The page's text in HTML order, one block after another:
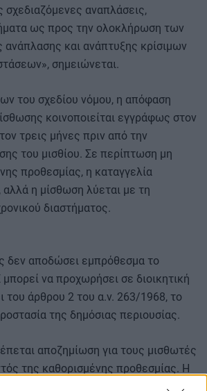
σχεδιαζόμενες αναπλάσεις,
ως προς την ολοκλήρωση των
ανάπλασης και ανάπτυξης κρίσιμων
σημειώνεται.
του σχεδίου νόμου, η απόφαση
κοινοποιείται εγγράφως στον
τρεις μήνες πριν από την
του μισθίου. Σε περίπτωση μη
προθεσμίας, η καταγγελία
η μίσθωση λύεται με τη
διαστήματος.
δεν αποδώσει εμπρόθεσμα το
μπορεί να προχωρήσει σε διοικητική
του άρθρου 2 του α.ν. 263/1968, το
της δημόσιας περιουσίας.
αποζημίωση για τους μισθωτές
της καθορισμένης προθεσμίας. Η